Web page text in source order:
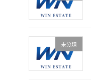
未分類